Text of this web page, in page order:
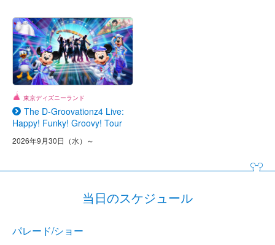
東京ディズニーランド
The D-Groovationz4 Live:
Happy! Funky! Groovy! Tour
2026年9月30日（水）～
当日のスケジュール
パレード/ショー